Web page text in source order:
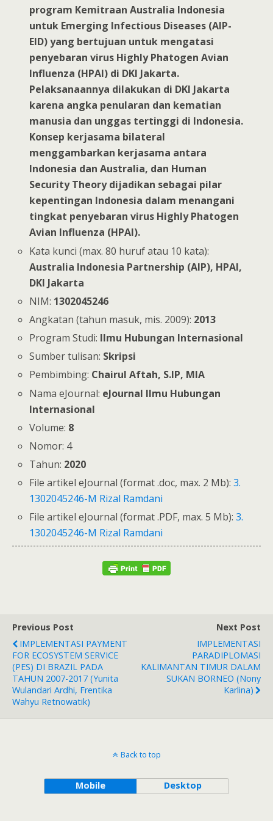
program Kemitraan Australia Indonesia
untuk Emerging Infectious Diseases (AIP-
EID) yang bertujuan untuk mengatasi
penyebaran virus Highly Phatogen Avian
Influenza (HPAI) di DKI Jakarta.
Pelaksanaannya dilakukan di DKI Jakarta
karena angka penularan dan kematian
manusia dan unggas tertinggi di Indonesia.
Konsep kerjasama bilateral
menggambarkan kerjasama antara
Indonesia dan Australia, dan Human
Security Theory dijadikan sebagai pilar
kepentingan Indonesia dalam menangani
tingkat penyebaran virus Highly Phatogen
Avian Influenza (HPAI).
Kata kunci (max. 80 huruf atau 10 kata):
Australia Indonesia Partnership (AIP), HPAI,
DKI Jakarta
NIM: 1302045246
Angkatan (tahun masuk, mis. 2009): 2013
Program Studi: Ilmu Hubungan Internasional
Sumber tulisan: Skripsi
Pembimbing: Chairul Aftah, S.IP, MIA
Nama eJournal: eJournal Ilmu Hubungan
Internasional
Volume: 8
Nomor: 4
Tahun: 2020
File artikel eJournal (format .doc, max. 2 Mb):3.
1302045246-M Rizal Ramdani
File artikel eJournal (format .PDF, max. 5 Mb):3.
1302045246-M Rizal Ramdani
Previous Post
IMPLEMENTASI PAYMENT
FOR ECOSYSTEM SERVICE
(PES) DI BRAZIL PADA
TAHUN 2007-2017 (Yunita
Wulandari Ardhi, Frentika
Wahyu Retnowatik)
Next Post
IMPLEMENTASI
PARADIPLOMASI
KALIMANTAN TIMUR DALAM
SUKAN BORNEO (Nony
Karlina)
Back to top
Mobile Desktop